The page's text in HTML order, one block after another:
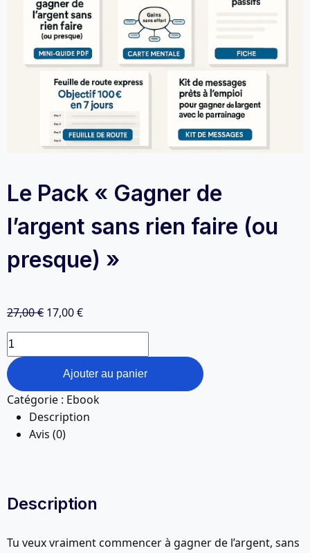
Le Pack « Gagner de
l’argent sans rien faire (ou
presque) »
27,00€ Le
prix
27,00 €.
17,00€Le
prix
17,00 €.
quantité
de
Le
Pack
"Gagner
l’argent
faire
(ou
Ajouter au panier
Catégorie : Ebook
Description
Avis (0)
Description
Tu veux vraiment commencer à gagner de l’argent, sans